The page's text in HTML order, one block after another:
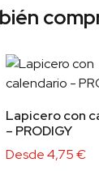
Lapicero con
– PRODIGY
Desde4,75€